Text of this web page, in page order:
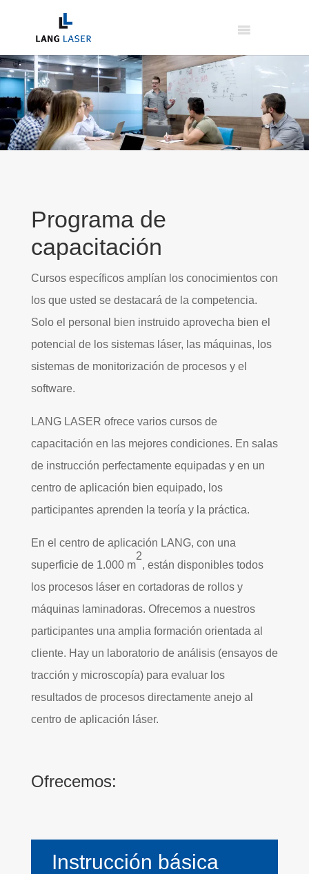
Programa de
capacitación
Cursos específicos amplían los conocimientos con
los que usted se destacará de la competencia.
Solo el personal bien instruido aprovecha bien el
potencial de los sistemas láser, las máquinas, los
sistemas de monitorización de procesos y el
software.
LANG LASER ofrece varios cursos de
capacitación en las mejores condiciones. En salas
de instrucción perfectamente equipadas y en un
centro de aplicación bien equipado, los
participantes aprenden la teoría y la práctica.
En el centro de aplicación LANG, con una
superficie de 1.000 m
2
, están disponibles todos
los procesos láser en cortadoras de rollos y
máquinas laminadoras. Ofrecemos a nuestros
participantes una amplia formación orientada al
cliente. Hay un laboratorio de análisis (ensayos de
tracción y microscopía) para evaluar los
resultados de procesos directamente anejo al
centro de aplicación láser.
Ofrecemos:
Instrucción básica